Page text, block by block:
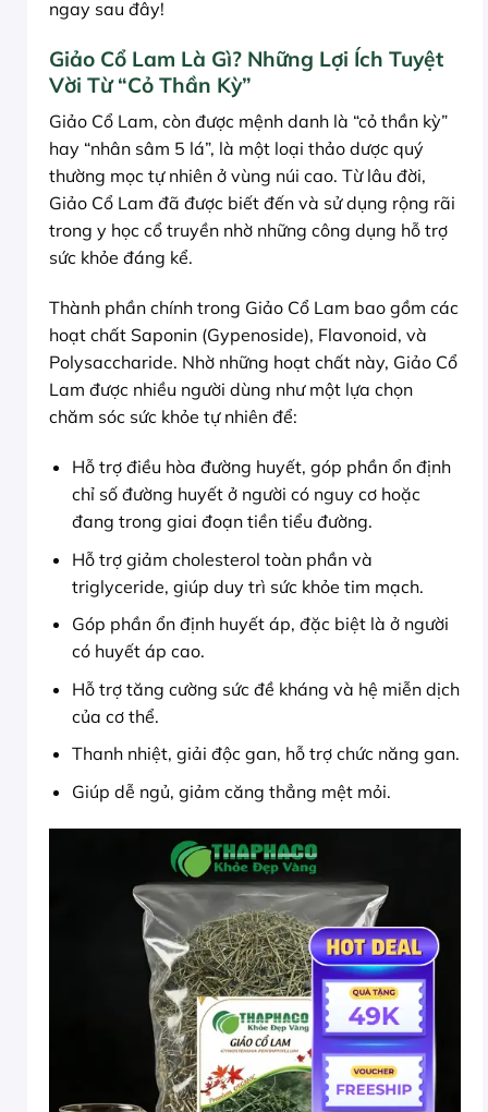
ngay sau đây!
Giảo Cổ Lam Là Gì? Những Lợi Ích Tuyệt
Vời Từ “Cỏ Thần Kỳ”
Giảo Cổ Lam, còn được mệnh danh là “cỏ thần kỳ”
hay “nhân sâm 5 lá”, là một loại thảo dược quý
thường mọc tự nhiên ở vùng núi cao. Từ lâu đời,
Giảo Cổ Lam đã được biết đến và sử dụng rộng rãi
trong y học cổ truyền nhờ những công dụng hỗ trợ
sức khỏe đáng kể.
Thành phần chính trong Giảo Cổ Lam bao gồm các
hoạt chất Saponin (Gypenoside), Flavonoid, và
Polysaccharide. Nhờ những hoạt chất này, Giảo Cổ
Lam được nhiều người dùng như một lựa chọn
chăm sóc sức khỏe tự nhiên để:
Hỗ trợ điều hòa đường huyết, góp phần ổn định
chỉ số đường huyết ở người có nguy cơ hoặc
đang trong giai đoạn tiền tiểu đường.
Hỗ trợ giảm cholesterol toàn phần và
triglyceride, giúp duy trì sức khỏe tim mạch.
Góp phần ổn định huyết áp, đặc biệt là ở người
có huyết áp cao.
Hỗ trợ tăng cường sức đề kháng và hệ miễn dịch
của cơ thể.
Thanh nhiệt, giải độc gan, hỗ trợ chức năng gan.
Giúp dễ ngủ, giảm căng thẳng mệt mỏi.